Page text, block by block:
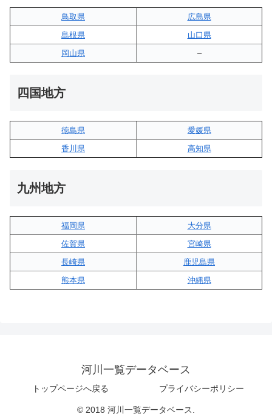
鳥取県
広島県
島根県
山口県
岡山県
–
四国地方
徳島県
愛媛県
香川県
高知県
九州地方
福岡県
大分県
佐賀県
宮崎県
長崎県
鹿児島県
熊本県
沖縄県
河川一覧データベース
トップページへ戻る プライバシーポリシー
© 2018 河川一覧データベース.